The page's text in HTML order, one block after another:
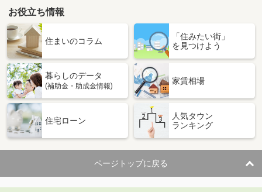
お役立ち情報
住まいのコラム
「住みたい街」
を見つけよう
暮らしのデータ
(補助金・助成金情報)
家賃相場
住宅ローン
人気タウン
ランキング
ページトップに戻る